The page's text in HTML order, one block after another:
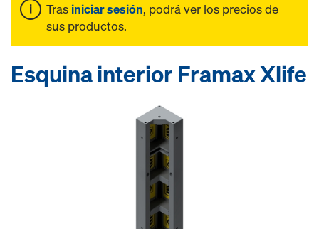
Tras iniciar sesión, podrá ver los precios de
sus productos.
Esquina interior Framax Xlife